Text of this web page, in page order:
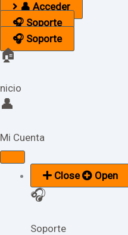
👤 Acceder
🎧 Soporte
🎧 Soporte
🏠
nicio
👤
Mi Cuenta
Close Open
🎧
Soporte